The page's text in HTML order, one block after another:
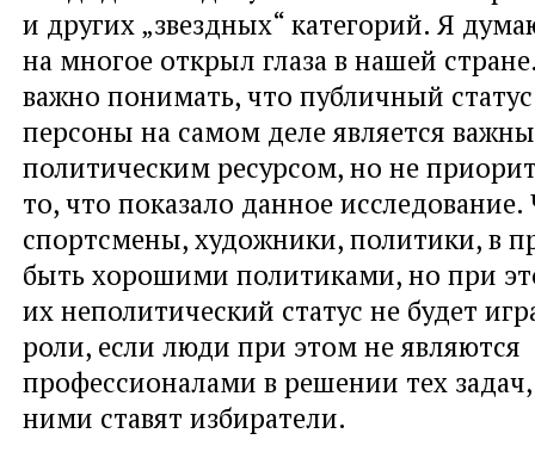
и других „звездных“ категорий. Я
на многое открыл глаза в нашей
важно понимать, что публичный
персоны на самом деле является
политическим ресурсом, но не
то, что показало данное
спортсмены, художники, политики, в
быть хорошими политиками, но при
их неполитический статус не будет
роли, если люди при этом не являются
профессионалами в решении тех
ними ставят избиратели.